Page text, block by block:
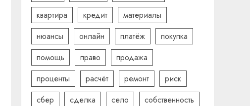
квартира
кредит
материалы
нюансы
онлайн платёж
покупка
помощь
право
продажа
проценты
расчёт ремонт
риск
сбер
сделка село
собственность